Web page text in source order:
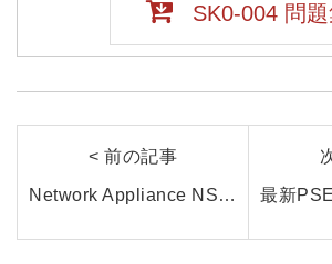
SK0-004 問題
< 前の記事
Network Appliance NS0-305試験とは？NetApp認定資格の最新情報と効率的な学習方法を紹介